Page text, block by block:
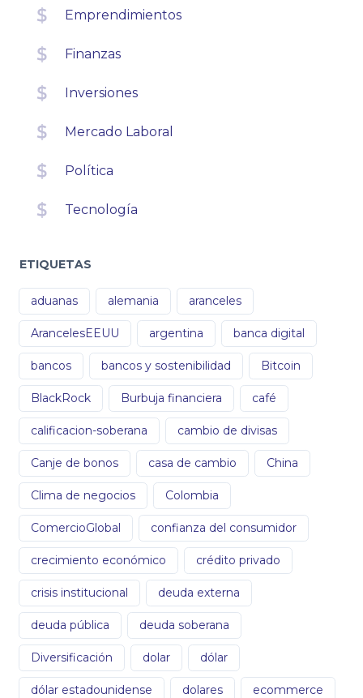
Emprendimientos
Finanzas
Inversiones
Mercado Laboral
Política
Tecnología
ETIQUETAS
aduanas alemania aranceles
ArancelesEEUU argentina banca digital
bancos bancos y sostenibilidad Bitcoin
BlackRock Burbuja financiera café
calificacion-soberana cambio de divisas
Canje de bonos casa de cambio China
Clima de negocios Colombia
ComercioGlobal confianza del consumidor
crecimiento económico crédito privado
crisis institucional deuda externa
deuda pública deuda soberana
Diversificación dolar dólar
dólar estadounidense dolares ecommerce